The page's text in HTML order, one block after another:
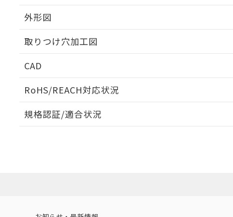
外形図
取りつけ穴加工図
CAD
RoHS/REACH対応状況
EU RoHS 注意事項・凡例
規格認証/適合状況
（イギリス
（ノルウェー